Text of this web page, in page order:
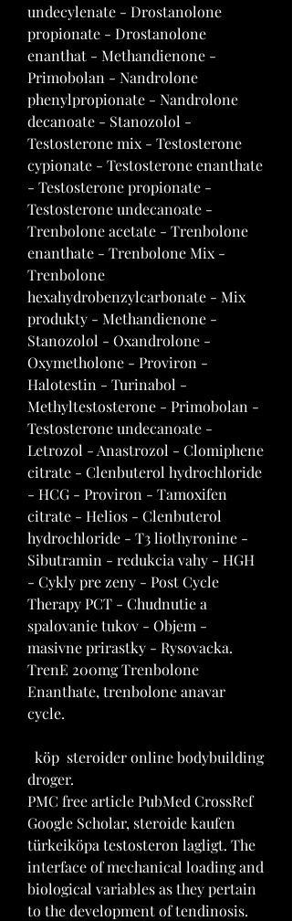
undecylenate - Drostanolone
propionate - Drostanolone
enanthat - Methandienone -
Primobolan - Nandrolone
phenylpropionate - Nandrolone
decanoate - Stanozolol -
Testosterone mix - Testosterone
cypionate - Testosterone enanthate
- Testosterone propionate -
Testosterone undecanoate -
Trenbolone acetate - Trenbolone
enanthate - Trenbolone Mix -
Trenbolone
hexahydrobenzylcarbonate - Mix
produkty - Methandienone -
Stanozolol - Oxandrolone -
Oxymetholone - Proviron -
Halotestin - Turinabol -
Methyltestosterone - Primobolan -
Testosterone undecanoate -
Letrozol - Anastrozol - Clomiphene
citrate - Clenbuterol hydrochloride
- HCG - Proviron - Tamoxifen
citrate - Helios - Clenbuterol
hydrochloride - T3 liothyronine -
Sibutramin - redukcia vahy - HGH
- Cykly pre zeny - Post Cycle
Therapy PCT - Chudnutie a
spalovanie tukov - Objem -
masivne prirastky - Rysovacka.
TrenE 200mg Trenbolone
Enanthate, trenbolone anavar
cycle.
droger.
PMC free article PubMed CrossRef
Google Scholar, steroide kaufen
türkeiköpa testosteron lagligt. The
interface of mechanical loading and
biological variables as they pertain
to the development of tendinosis.